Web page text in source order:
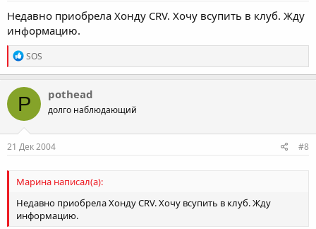
Недавно приобрела Хонду CRV. Хочу всупить в клуб. Жду
информацию.
R
e
a
c
t
o
n
s
SOS
P pothead
долго наблюдающий
21 Дек 2004 #8
Марина написал(а):
Недавно приобрела Хонду CRV. Хочу всупить в клуб. Жду
информацию.